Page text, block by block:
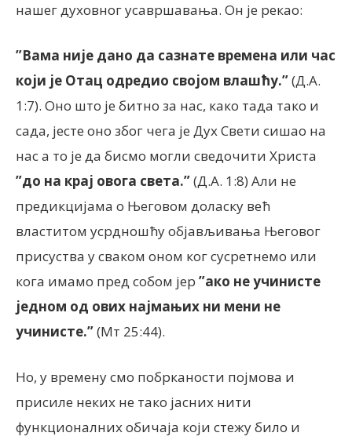
нашег духовног усавршавања. Он је рекао:
”Вама није дано да сазнате времена или час
који је Отац одредио својом влашћу.”(Д.А.
1:7). Оно што је битно за нас, како тада тако и
сада, јесте оно због чега је Дух Свети сишао на
нас а то је да бисмо могли сведочити Христа
”до на крај овога света.”(Д.А. 1:8) Али не
предикцијама о Његовом доласку већ
властитом усрдношћу објављивања Његовог
присуства у сваком оном ког сусретнемо или
кога имамо пред собом јер ”ако не учинисте
једном од ових најмањих ни мени не
учинисте.”(Мт 25:44).
Но, у времену смо побрканости појмова и
присиле неких не тако јасних нити
функционалних обичаја који стежу било и